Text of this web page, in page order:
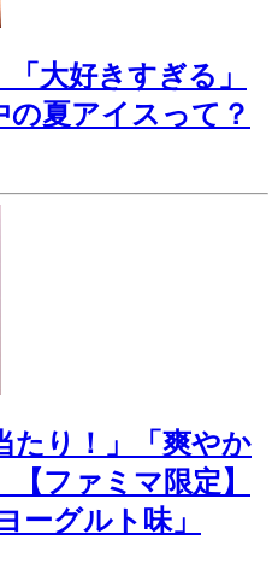
「大好きすぎる」
の夏アイスって？
たり！」「爽やか
ファミマ限定】
ーグルト味」